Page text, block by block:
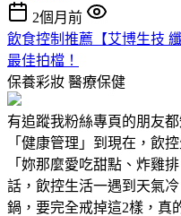
2個月前
飲食控制推薦【艾博生技
最佳拍檔！
保養彩妝 醫療保健
有追蹤我粉絲專頁的朋友
「健康管理」到現在，飲
「妳那麼愛吃甜點、炸雞
話，飲控生活一遇到天氣
鍋，要完全戒掉這2樣，真